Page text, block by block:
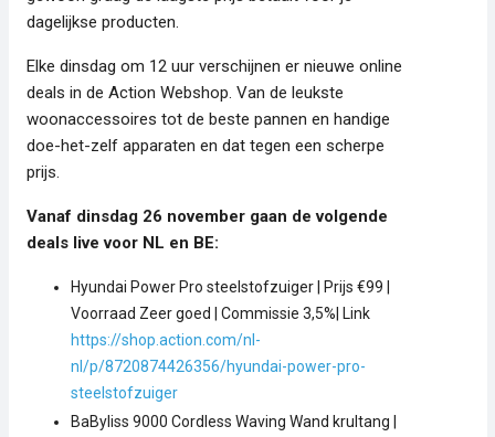
dagelijkse producten.
Elke dinsdag om 12 uur verschijnen er nieuwe online
deals in de Action Webshop. Van de leukste
woonaccessoires tot de beste pannen en handige
doe-het-zelf apparaten en dat tegen een scherpe
prijs.
Vanaf dinsdag 26 november gaan de volgende
deals live voor NL en BE:
Hyundai Power Pro steelstofzuiger | Prijs €99 |
Voorraad Zeer goed | Commissie 3,5%| Link
https://shop.action.com/nl-
nl/p/8720874426356/hyundai-power-pro-
steelstofzuiger
BaByliss 9000 Cordless Waving Wand krultang |